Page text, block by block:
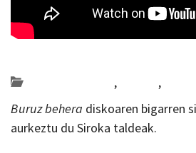
, ,
Buruz behera diskoaren bigarren
aurkeztu du Siroka taldeak.